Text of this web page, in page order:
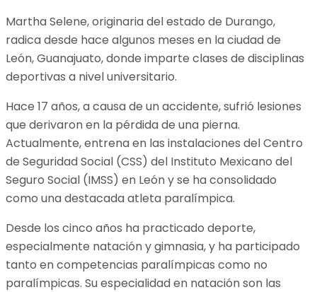
Martha Selene, originaria del estado de Durango,
radica desde hace algunos meses en la ciudad de
León, Guanajuato, donde imparte clases de disciplinas
deportivas a nivel universitario.
Hace 17 años, a causa de un accidente, sufrió lesiones
que derivaron en la pérdida de una pierna.
Actualmente, entrena en las instalaciones del Centro
de Seguridad Social (CSS) del Instituto Mexicano del
Seguro Social (IMSS) en León y se ha consolidado
como una destacada atleta paralímpica.
Desde los cinco años ha practicado deporte,
especialmente natación y gimnasia, y ha participado
tanto en competencias paralímpicas como no
paralímpicas. Su especialidad en natación son las